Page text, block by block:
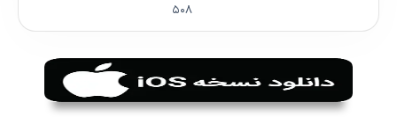
۵۰۸